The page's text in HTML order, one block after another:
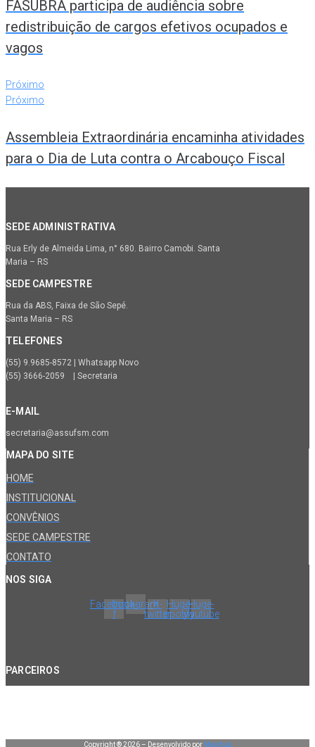
FASUBRA participa de audiência sobre
redistribuição de cargos efetivos ocupados e
vagos
Próximo
Próximo
Assembleia Extraordinária encaminha atividades
para o Dia de Luta contra o Arcabouço Fiscal
SEDE ADMINISTRATIVA
Rua Erly de Almeida Lima, n° 680. Bairro Camobi. Santa
Maria – RS
SEDE CAMPESTRE
Rua da ABS, Faixa de São Sepé.
Santa Maria – RS
TELEFONES
(55) 9.9685-8572 | Whatsapp Novo
(55) 3666-2059 | Secretaria
E-MAIL
secretaria@assufsm.com
MAPA DO SITE
HOME
INSTITUCIONAL
CONVÊNIOS
SEDE CAMPESTRE
CONTATO
NOS SIGA
Facebook-
f
InstagramX-
twitter
Huge-
spotify
Huge-
youtube
PARCEIROS
Copyright ® 2026 – Desenvolvido por Manduá